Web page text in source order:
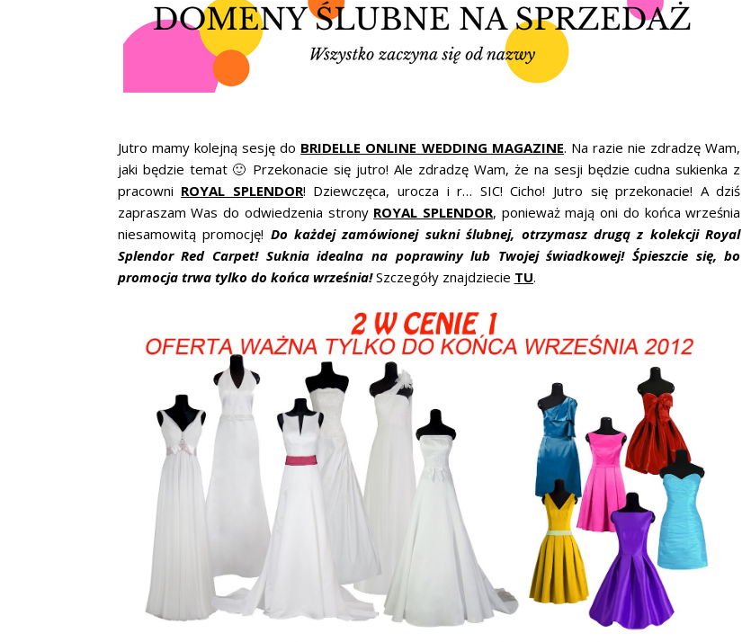
Jutro mamy kolejną sesję do BRIDELLE ONLINE WEDDING MAGAZINE. Na razie nie zdradzę Wam,
jaki będzie temat 🙂 Przekonacie się jutro! Ale zdradzę Wam, że na sesji będzie cudna sukienka z
pracowni ROYAL SPLENDOR! Dziewczęca, urocza i r… SIC! Cicho! Jutro się przekonacie! A dziś
zapraszam Was do odwiedzenia strony ROYAL SPLENDOR, ponieważ mają oni do końca września
niesamowitą promocję! Do każdej zamówionej sukni ślubnej, otrzymasz drugą z kolekcji Royal
Splendor Red Carpet! Suknia idealna na poprawiny lub Twojej świadkowej! Śpieszcie się, bo
promocja trwa tylko do końca września!Szczegóły znajdziecie TU.